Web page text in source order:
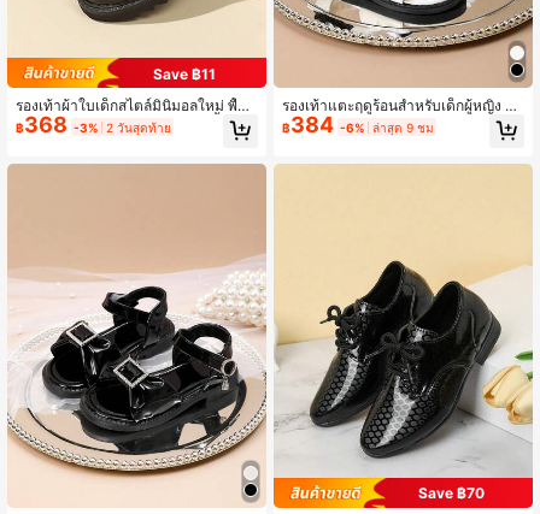
Save ฿11
รองเท้าผ้าใบเด็กสไตล์มินิมอลใหม่ พื้นนิ่
ม ผูกเชือก สวมใส่สบาย หัวกลม น้ำหนัก
เบาและทันสมัย รองเท้าเด็กผู้ชาย
฿368 -3% 2 วันสุดท้าย
รองเท้าแตะฤดูร้อนสำหรับเด็กผู้หญิง สไ
ตล์ใหม่ หรูหรา ลายดอกไม้ แบบติดตีน
ตุ๊กแก รองเท้าเจ้าหญิงสำหรับเด็กผู้หญิง
฿384 -6% ล่าสุด 9 ชม
Save ฿70